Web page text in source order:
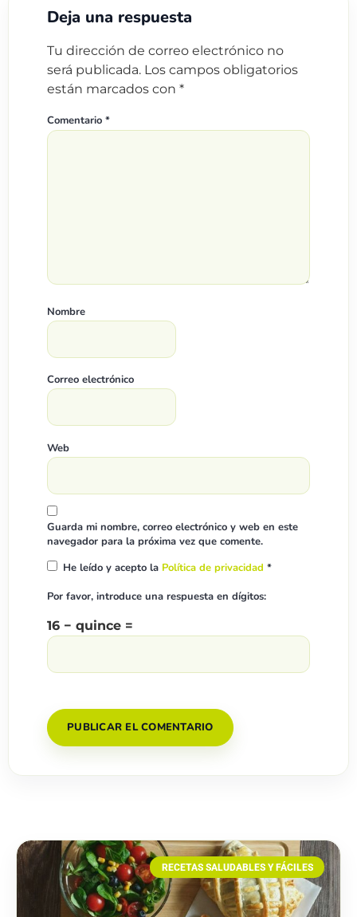
Deja una respuesta
Tu dirección de correo electrónico no
será publicada. Los campos obligatorios
están marcados con *
Comentario *
Nombre
Correo electrónico
Web
Guarda mi nombre, correo electrónico y web en este
navegador para la próxima vez que comente.
He leído y acepto la Política de privacidad *
Por favor, introduce una respuesta en dígitos:
16 − quince =
RECETAS SALUDABLES Y FÁCILES